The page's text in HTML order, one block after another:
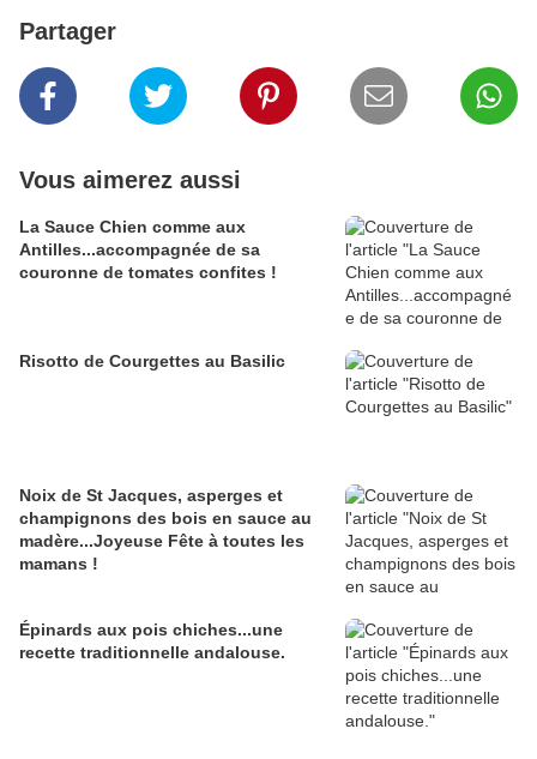
Partager
Vous aimerez aussi
La Sauce Chien comme aux
Antilles...accompagnée de sa
couronne de tomates confites !
Risotto de Courgettes au Basilic
Noix de St Jacques, asperges et
champignons des bois en sauce au
madère...Joyeuse Fête à toutes les
mamans !
Épinards aux pois chiches...une
recette traditionnelle andalouse.